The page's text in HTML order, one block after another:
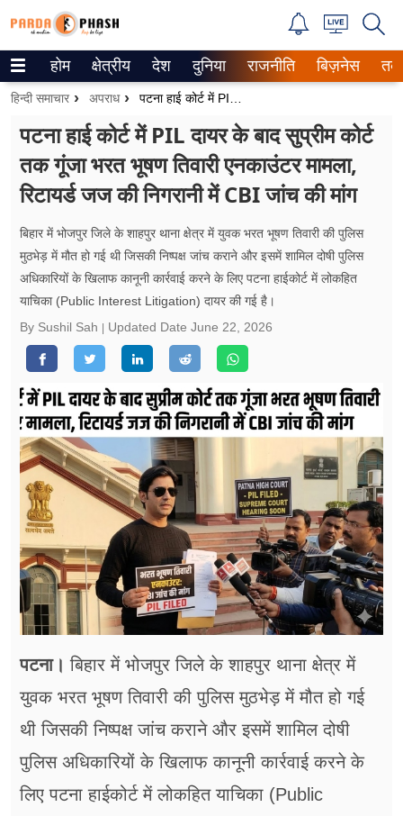
Trending on Google News
वेब स्टोरीज
उत्तर प्रदेश
गैलरी
वीडियो
रिलेशनशिप
जीवन मंत्रा
फूड
सेहत
ब्‍यूटी
जॉब्स
शिक्षा
अन्य खबरें
होम क्षेत्रीय देश दुनिया राजनीति बिज़नेस
हिन्दी समाचार अपराध
पटना हाई कोर्ट में PIL दायर के बाद सुप्रीम कोर्ट
तक गूंजा भरत भूषण तिवारी एनकाउंटर मामला,
रिटायर्ड जज की निगरानी में CBI जांच की मांग
बिहार में भोजपुर जिले के शाहपुर थाना क्षेत्र में युवक भरत भूषण तिवारी की पुलिस
मुठभेड़ में मौत हो गई थी जिसकी निष्पक्ष जांच कराने और इसमें शामिल दोषी पुलिस
अधिकारियों के खिलाफ कानूनी कार्रवाई करने के लिए पटना हाईकोर्ट में लोकहित
याचिका (Public Interest Litigation) दायर की गई है।
By Sushil Sah
Updated Date June 22, 2026
पटना। बिहार में भोजपुर जिले के शाहपुर थाना क्षेत्र में
युवक भरत भूषण तिवारी की पुलिस मुठभेड़ में मौत हो गई
थी जिसकी निष्पक्ष जांच कराने और इसमें शामिल दोषी
पुलिस अधिकारियों के खिलाफ कानूनी कार्रवाई करने के
लिए पटना हाईकोर्ट में लोकहित याचिका (Public